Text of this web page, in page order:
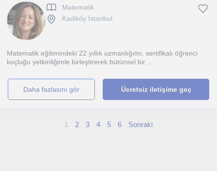
Matematik
Kadiköy İstanbul
Matematik eğitimindeki 22 yıllık uzmanlığımı, sertifikalı öğrenci
koçluğu yetkinliğimle birleştirerek bütünsel bir ...
daha fazlasını gör Ücretsiz iletişime geç
1 2 3 4 5 6 Sonraki